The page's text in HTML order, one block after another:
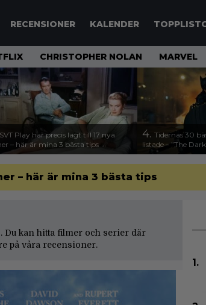
RECENSIONER KALENDER
CHRISTOPHER NOLAN MARVEL
SVT Play har precis lagt till 17 nya
– här är mina 3 bästa tips
4. Tidernas 30
listade – ”The
– här är mina 3 bästa tips
Du kan hitta filmer och serier där
på våra recensioner.